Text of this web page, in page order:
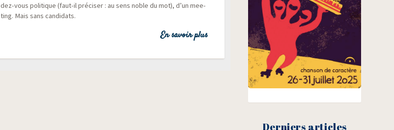
dez-vous poli­tique (faut-il pré­ci­ser : au sens noble du mot), d’un mee­
ting. Mais sans candidats.
En savoir plus
Derniers articles